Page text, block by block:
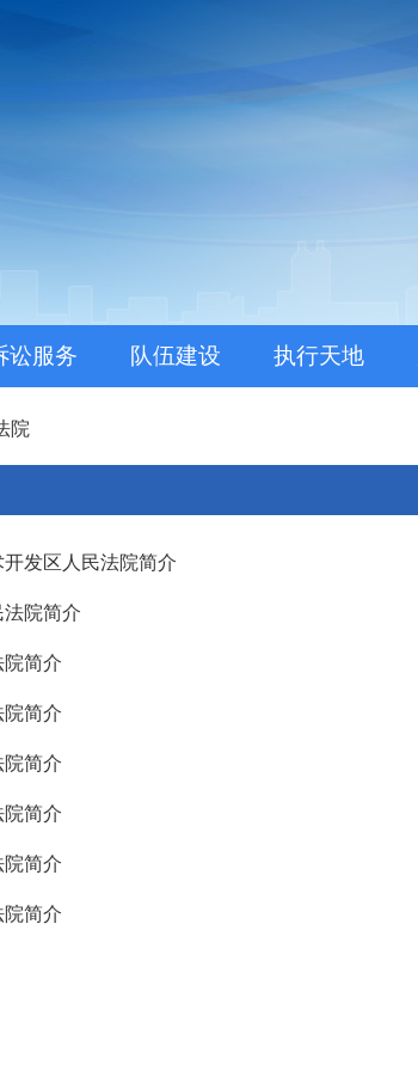
讼服务 队伍建设 执行天地
院
发区人民法院简介
院简介
简介
简介
简介
简介
简介
院简介